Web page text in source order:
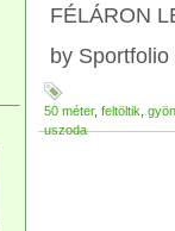
FÉLÁRON
by Sportfolio
50 méter, feltöltik
uszoda